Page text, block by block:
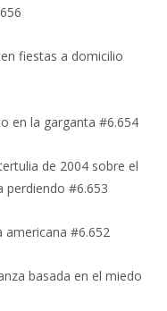
fiestas a domicilio
en la garganta #6.654
de 2004 sobre el
perdiendo #6.653
americana #6.652
basada en el miedo